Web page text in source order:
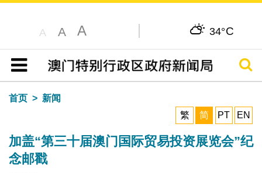
A A A 34°C
目录
搜寻
首页
新闻
繁
简 PT EN
加盖“第三十届澳门国际贸易投资展览会”纪
念邮戳